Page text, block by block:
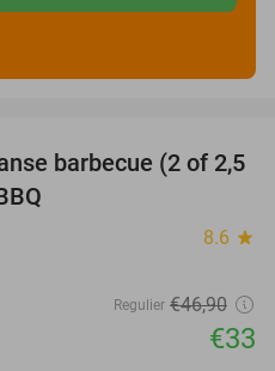
30%
barbecue (2 of 2,5
8.6 star
Regulier €46,90
€33